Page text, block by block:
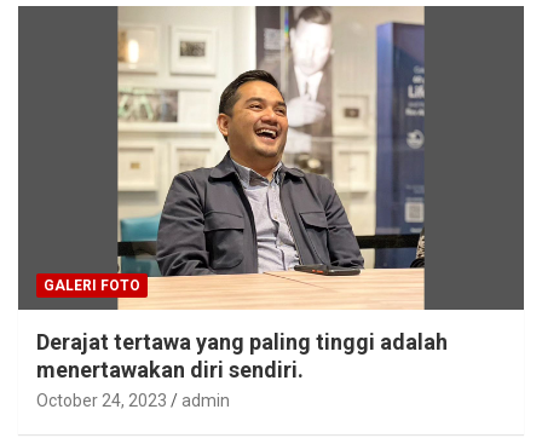
GALERI FOTO
Derajat tertawa yang paling tinggi adalah
menertawakan diri sendiri.
October 24, 2023 admin